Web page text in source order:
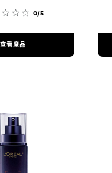
0/5
查看產品